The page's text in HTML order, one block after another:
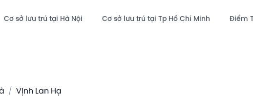
Cơ sở lưu trú tại Hà Nội Cơ sở lưu trú tại Tp Hồ Chí Minh Điểm
/ Vịnh Lan Hạ